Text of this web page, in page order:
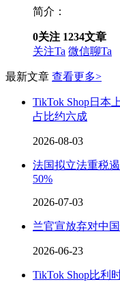
简介：
0关注 1234文章
关注Ta 微信聊Ta
最新文章 查看更多>
TikTok Shop日本
占比约六成
2026-08-03
法国拟立法重税
50%
2026-07-03
兰官宣放弃对中
2026-06-23
TikTok Shop比利